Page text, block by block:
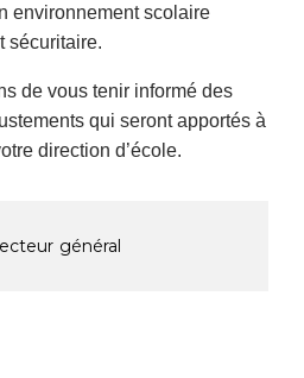
environnement scolaire
sécuritaire.
de vous tenir informé des
qui seront apportés à
direction d’école.
général